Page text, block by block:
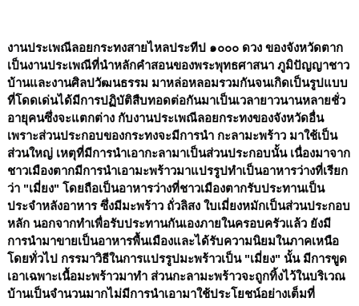
งานประเพณีลอยกระทงสายไหลประทีป ๑๐๐๐ ดวง ของจังหวัดตาก
เป็นงานประเพณีที่นำหลักคำสอนของพระพุทธศาสนา ภูมิปัญญาชาว
บ้านและงานศิลปวัฒนธรรม มาหล่อหลอมรวมกันจนเกิดเป็นรูปแบบ
ที่โดดเด่นได้มีการปฏิบัติสืบทอดต่อกันมาเป็นเวลายาวนานหลายชั่ว
อายุคนซึ่งจะแตกต่าง กับงานประเพณีลอยกระทงของจังหวัดอื่น
เพราะส่วนประกอบของกระทงจะมีการนำ กะลามะพร้าว มาใช้เป็น
ส่วนใหญ่ เหตุที่มีการนำเอากะลามาเป็นส่วนประกอบนั้น เนื่องมาจาก
ชาวเมืองตากมีการนำเอามะพร้าวมาแปรรูปทำเป็นอาหารว่างที่เรียก
ว่า "เมี่ยง" โดยถือเป็นอาหารว่างที่ชาวเมืองตากรับประทานเป็น
ประจำหลังอาหาร ซึ่งมีมะพร้าว ถั่วลิสง ใบเมี่ยงหมักเป็นส่วนประกอบ
หลัก นอกจากทำเพื่อรับประทานกันเองภายในครอบครัวแล้ว ยังมี
การนำมาขายเป็นอาหารพื้นเมืองและได้รับความนิยมในภาคเหนือ
โดยทั่วไป กรรมาวิธีในการแปรรูปมะพร้าวเป็น "เมี่ยง" นั้น มีการขูด
เอาเฉพาะเนื้อมะพร้าวมาทำ ส่วนกะลามะพร้าวจะถูกทิ้งไว้ในบริเวณ
บ้านเป็นจำนวนมากไม่มีการนำเอามาใช้ประโยชน์อย่างเต็มที่